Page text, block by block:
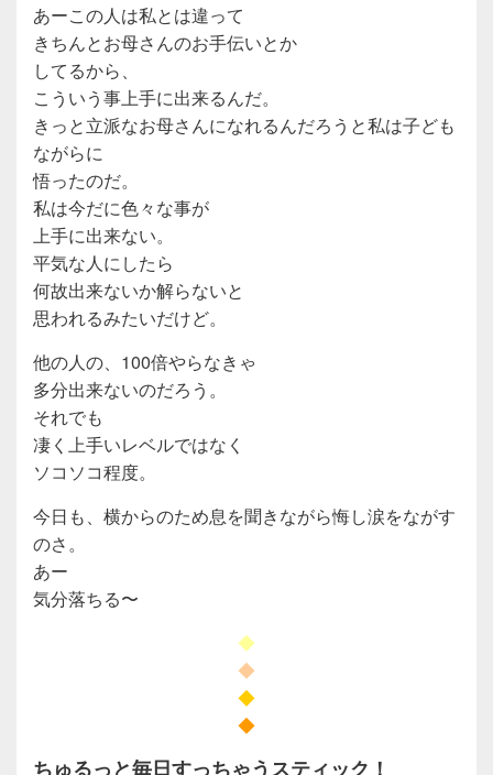
あーこの人は私とは違って
きちんとお母さんのお手伝いとか
してるから、
こういう事上手に出来るんだ。
きっと立派なお母さんになれるんだろうと私は子ども
ながらに
悟ったのだ。
私は今だに色々な事が
上手に出来ない。
平気な人にしたら
何故出来ないか解らないと
思われるみたいだけど。
他の人の、100倍やらなきゃ
多分出来ないのだろう。
それでも
凄く上手いレベルではなく
ソコソコ程度。
今日も、横からのため息を聞きながら悔し涙をながす
のさ。
あー
気分落ちる〜
◆
◆
◆
◆
ちゅるっと毎日すっちゃうスティック！